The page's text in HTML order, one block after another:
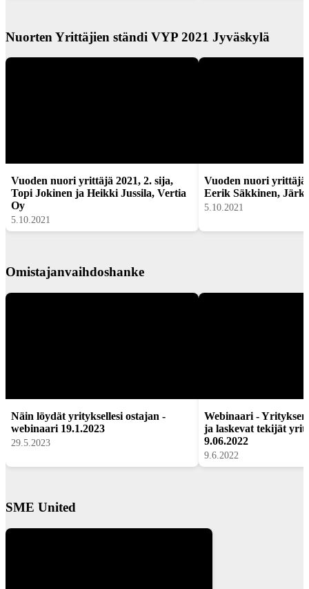
Nuorten Yrittäjien ständi VYP 2021 Jyväskylä
Vuoden nuori yrittäjä 2021, 2. sija,
Topi Jokinen ja Heikki Jussila, Vertia
Oy
5.10.2021
Vuoden nuori yrittäjä
Eerik Säkkinen,
5.10.2021
Omistajanvaihdoshanke
Näin löydät yrityksellesi ostajan -
webinaari 19.1.2023
29.5.2023
Webinaari -
ja laskevat tekijät
9.06.2022
9.6.2022
SME United